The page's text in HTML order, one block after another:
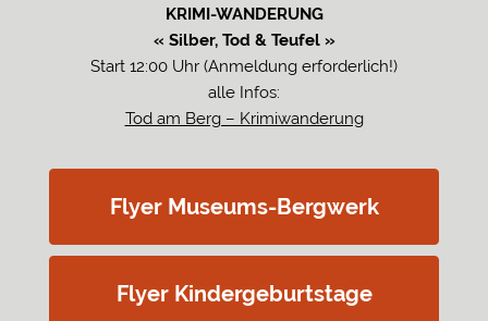
KRIMI-WANDERUNG
« Silber, Tod & Teufel »
Start 12:00 Uhr (Anmeldung erforderlich!)
alle Infos:
Tod am Berg – Krimiwanderung
Flyer Museums-Bergwerk
Flyer Kindergeburtstage